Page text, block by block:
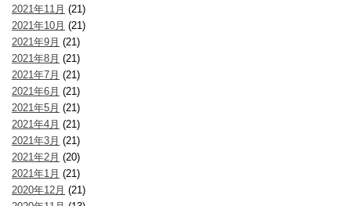
2021年11月 (21)
2021年10月 (21)
2021年9月 (21)
2021年8月 (21)
2021年7月 (21)
2021年6月 (21)
2021年5月 (21)
2021年4月 (21)
2021年3月 (21)
2021年2月 (20)
2021年1月 (21)
2020年12月 (21)